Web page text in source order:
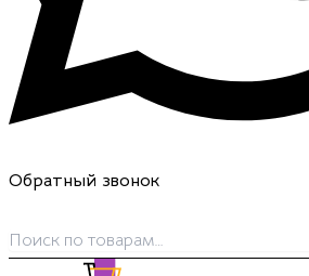
Обратный звонок